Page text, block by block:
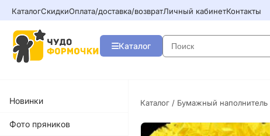
КаталогСкидкиОплата/доставка/возвратЛичный кабинетКонтакты
Каталог
Новинки
Фото пряников
Каталог / Бумажный наполнитель